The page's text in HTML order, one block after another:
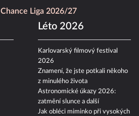
Chance Liga 2026/27
Léto 2026
Karlovarský filmový festival
2026
Znamení, že jste potkali někoho
z minulého života
Astronomické úkazy 2026:
zatmění slunce a další
Jak obléci miminko při vysokých